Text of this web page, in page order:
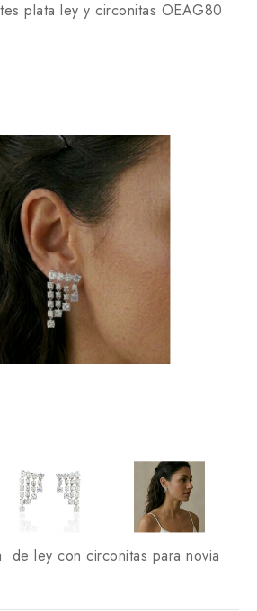
plata ley y circonitas OEAG80
de ley con circonitas para novia